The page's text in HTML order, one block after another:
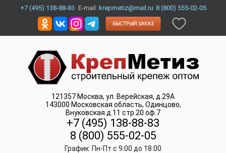
+7 (495) 138-88-83 E-mail: krepmetiz@mail.ru 8 (800) 555-02-05
121357 Москва, ул. Верейская, д.29А
143000 Московская область, Одинцово,
Внуковская д.11 стр.20 оф.7
+7 (495) 138-88-83
8 (800) 555-02-05
График: Пн-Пт c 9:00 до 18:00